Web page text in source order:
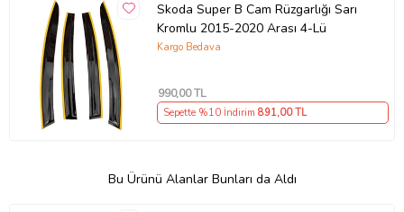
Skoda Super B Cam Rüzgarlığı Sarı
Kromlu 2015-2020 Arası 4-Lü
Kargo Bedava
990,00 TL
Sepette %10 İndirim 891,00 TL
Bu Ürünü Alanlar Bunları da Aldı